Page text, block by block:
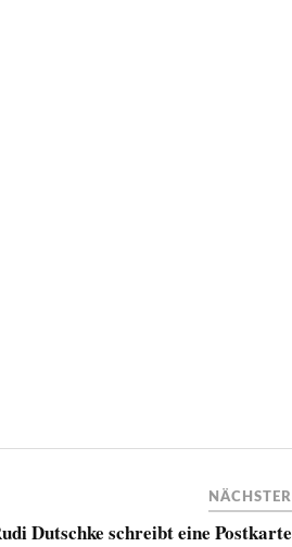
NÄCHSTER
Dutschke schreibt eine Postkarte